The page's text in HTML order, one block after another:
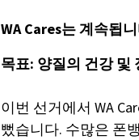
WA Cares는 계속됩
목표: 양질의 건강 및
이번 선거에서 WA
뻤습니다. 수많은 폰